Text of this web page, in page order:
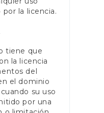
la licencia.
tiene que
la licencia
del
el dominio
su uso
por una